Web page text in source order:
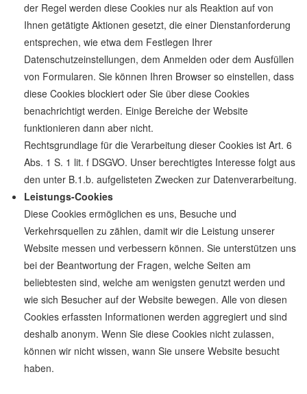
der Regel werden diese Cookies nur als Reaktion auf von
Ihnen getätigte Aktionen gesetzt, die einer Dienstanforderung
entsprechen, wie etwa dem Festlegen Ihrer
Datenschutzeinstellungen, dem Anmelden oder dem Ausfüllen
von Formularen. Sie können Ihren Browser so einstellen, dass
diese Cookies blockiert oder Sie über diese Cookies
benachrichtigt werden. Einige Bereiche der Website
funktionieren dann aber nicht.
Rechtsgrundlage für die Verarbeitung dieser Cookies ist Art. 6
Abs. 1 S. 1 lit. f DSGVO. Unser berechtigtes Interesse folgt aus
den unter B.1.b. aufgelisteten Zwecken zur Datenverarbeitung.
Leistungs-Cookies
Diese Cookies ermöglichen es uns, Besuche und
Verkehrsquellen zu zählen, damit wir die Leistung unserer
Website messen und verbessern können. Sie unterstützen uns
bei der Beantwortung der Fragen, welche Seiten am
beliebtesten sind, welche am wenigsten genutzt werden und
wie sich Besucher auf der Website bewegen. Alle von diesen
Cookies erfassten Informationen werden aggregiert und sind
deshalb anonym. Wenn Sie diese Cookies nicht zulassen,
können wir nicht wissen, wann Sie unsere Website besucht
haben.